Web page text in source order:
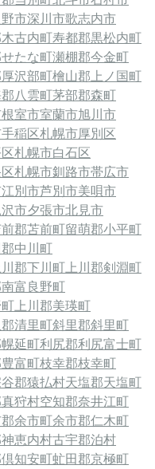
市深川市歌志内市
古内町寿都郡黒松内町
たな町瀬棚郡今金町
沢部町檜山郡上ノ国町
八雲町茅部郡森町
根室市室蘭市旭川市
稲区札幌市厚別区
札幌市白石区
札幌市釧路市帯広市
江別市芦別市美唄市
市夕張市北見市
郡苫前町留萌郡小平町
中川町
郡下川町上川郡剣淵町
富良野町
上川郡美瑛町
清里町斜里郡斜里町
延町利尻郡利尻富士町
富町枝幸郡枝幸町
郡猿払村天塩郡天塩町
狩村空知郡奈井江町
余市町余市郡仁木町
恵内村古宇郡泊村
知安町虻田郡京極町